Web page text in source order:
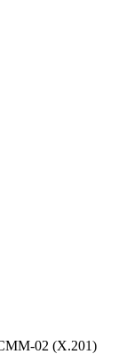
02 (X.201)